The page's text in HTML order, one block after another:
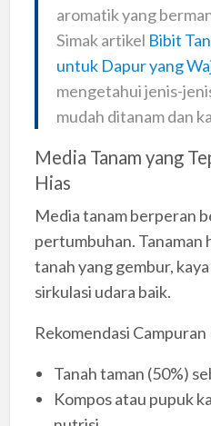
aromatik yang
Simak artikel Bibit
untuk Dapur yang
mengetahui jenis-
mudah ditanam dan
Media Tanam yang
Hias
Media tanam berperan
pertumbuhan. Tanaman
tanah yang gembur,
sirkulasi udara baik.
Rekomendasi
Tanah taman (50%)
Kompos atau pupuk